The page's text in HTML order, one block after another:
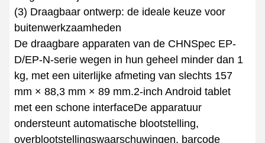
(3) Draagbaar ontwerp: de ideale keuze voor
buitenwerkzaamheden
De draagbare apparaten van de CHNSpec EP-
D/EP-N-serie wegen in hun geheel minder dan 1
kg, met een uiterlijke afmeting van slechts 157
mm × 88,3 mm × 89 mm.2-inch Android tablet
met een schone interfaceDe apparatuur
ondersteunt automatische blootstelling,
overblootstellingswaarschuwingen, barcode